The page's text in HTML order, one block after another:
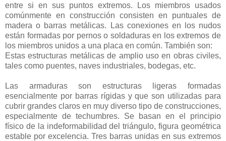
entre si en sus puntos extremos. Los miembros usados
comúnmente en construcción consisten en puntuales de
madera o barras metálicas. Las conexiones en los nudos
están formadas por pernos o soldaduras en los extremos de
los miembros unidos a una placa en común. También son:
Estas estructuras metálicas de amplio uso en obras civiles,
tales como puentes, naves industriales, bodegas, etc.
Las armaduras son estructuras ligeras formadas
esencialmente por barras rígidas y que son utilizadas para
cubrir grandes claros en muy diverso tipo de construcciones,
especialmente de techumbres. Se basan en el principio
físico de la indeformabilidad del triángulo, figura geométrica
estable por excelencia. Tres barras unidas en sus extremos